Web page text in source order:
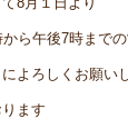
ら午後7時まで
よろしくお願い
ます